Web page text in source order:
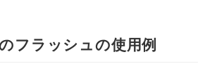
フラッシュの使用例